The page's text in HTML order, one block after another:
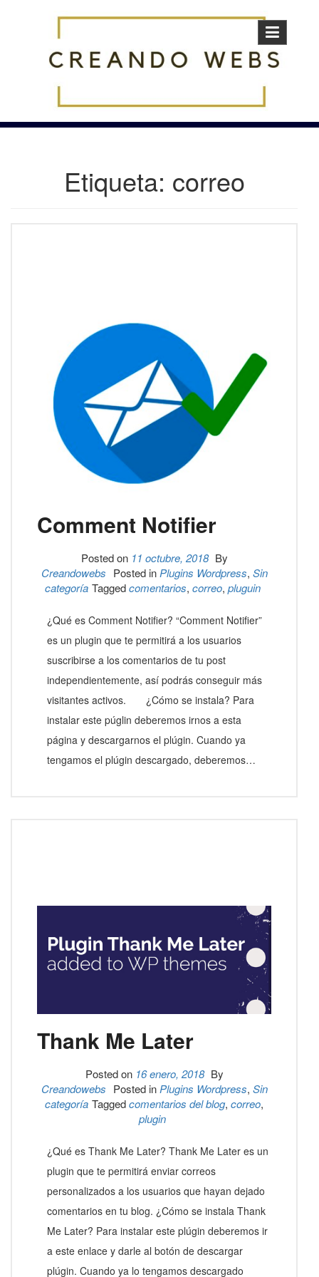
Etiqueta: correo
Comment Notifier
Posted on 11 octubre, 2018 By
Creandowebs Posted inPlugins Wordpress, Sin
categoría Taggedcomentarios, correo, pluguin
¿Qué es Comment Notifier? “Comment Notifier”
es un plugin que te permitirá a los usuarios
suscribirse a los comentarios de tu post
independientemente, así podrás conseguir más
visitantes activos. ¿Cómo se instala? Para
instalar este púglin deberemos irnos a esta
página y descargarnos el plúgin. Cuando ya
tengamos el plúgin descargado, deberemos…
Thank Me Later
Posted on 16 enero, 2018 By
Creandowebs Posted in Plugins Wordpress, Sin
categoría Taggedcomentarios del blog, correo,
plugin
¿Qué es Thank Me Later? Thank Me Later es un
plugin que te permitirá enviar correos
personalizados a los usuarios que hayan dejado
comentarios en tu blog. ¿Cómo se instala Thank
Me Later? Para instalar este plúgin deberemos ir
a este enlace y darle al botón de descargar
plúgin. Cuando ya lo tengamos descargado